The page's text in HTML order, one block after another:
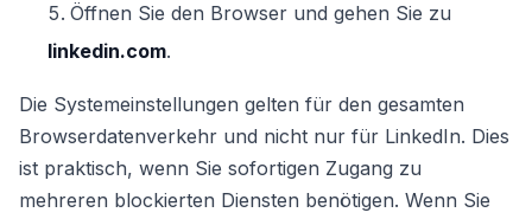
Öffnen Sie den Browser und gehen Sie zu
linkedin.com.
Die Systemeinstellungen gelten für den gesamten
Browserdatenverkehr und nicht nur für LinkedIn. Dies
ist praktisch, wenn Sie sofortigen Zugang zu
mehreren blockierten Diensten benötigen. Wenn Sie